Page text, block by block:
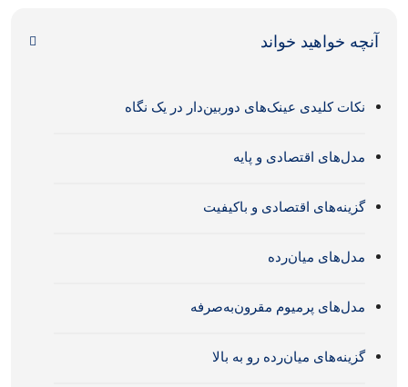
آنچه خواهید خواند
نکات کلیدی عینک‌های دوربین‌دار در یک نگاه
مدل‌های اقتصادی و پایه
گزینه‌های اقتصادی و باکیفیت
مدل‌های میان‌رده
مدل‌های پرمیوم مقرون‌به‌صرفه
گزینه‌های میان‌رده رو به بالا